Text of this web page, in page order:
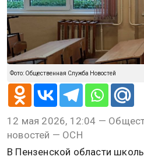
Фото: Общественная Служба Новостей
12 мая 2026, 12:04 —
новостей — ОСН
В Пензенской области